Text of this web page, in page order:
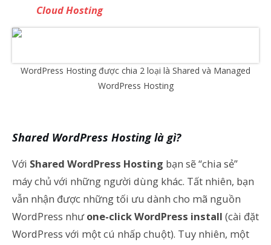
Cloud Hosting
WordPress Hosting được chia 2 loại là Shared và Managed
WordPress Hosting
Shared WordPress Hosting là gì?
Với Shared WordPress Hosting bạn sẽ “chia sẻ”
máy chủ với những người dùng khác. Tất nhiên, bạn
vẫn nhận được những tối ưu dành cho mã nguồn
WordPress nhưone-click WordPress install (cài đặt
WordPress với một cú nhấp chuột). Tuy nhiên, một